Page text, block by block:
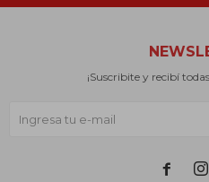
¡Suscribite y recibí
 